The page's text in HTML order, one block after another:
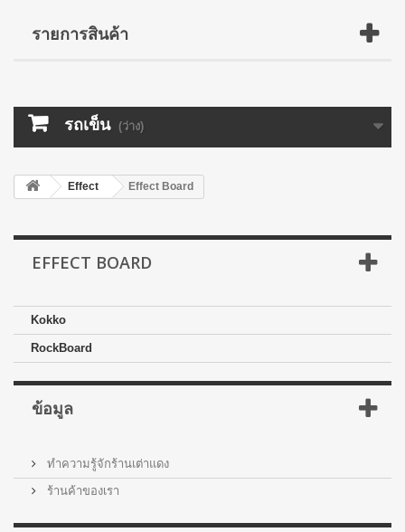
รายการสินค้า
รถเข็น (ว่าง)
Effect Effect Board
EFFECT BOARD
Kokko
RockBoard
ข้อมูล
ทำความรู้จักร้านเต่าแดง
ร้านค้าของเรา